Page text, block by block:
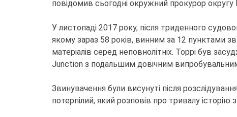
повідомив сьогодні окружний прокурор округу
У листопаді 2017 року, після триденного
якому зараз 58 років, винним за 12 пунктами
матеріалів серед неповнолітніх. Торрі був
Junction з подальшим довічним
Звинувачення були висунуті після
потерпілий, який розповів про тривалу